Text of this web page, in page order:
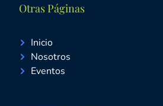
Otras Páginas
Inicio
Nosotros
Eventos